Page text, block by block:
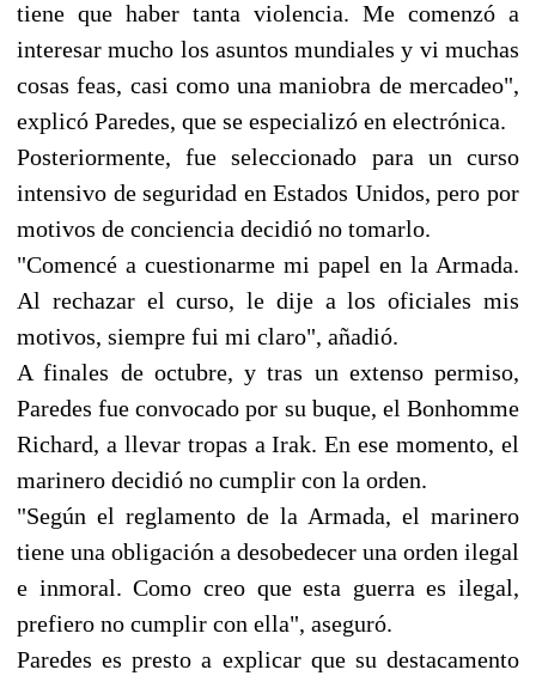
tiene que haber tanta violencia. Me comenzó a
interesar mucho los asuntos mundiales y vi muchas
cosas feas, casi como una maniobra de mercadeo",
explicó Paredes, que se especializó en electrónica.
Posteriormente, fue seleccionado para un curso
intensivo de seguridad en Estados Unidos, pero por
motivos de conciencia decidió no tomarlo.
"Comencé a cuestionarme mi papel en la Armada.
Al rechazar el curso, le dije a los oficiales mis
motivos, siempre fui mi claro", añadió.
A finales de octubre, y tras un extenso permiso,
Paredes fue convocado por su buque, el Bonhomme
Richard, a llevar tropas a Irak. En ese momento, el
marinero decidió no cumplir con la orden.
"Según el reglamento de la Armada, el marinero
tiene una obligación a desobedecer una orden ilegal
e inmoral. Como creo que esta guerra es ilegal,
prefiero no cumplir con ella", aseguró.
Paredes es presto a explicar que su destacamento